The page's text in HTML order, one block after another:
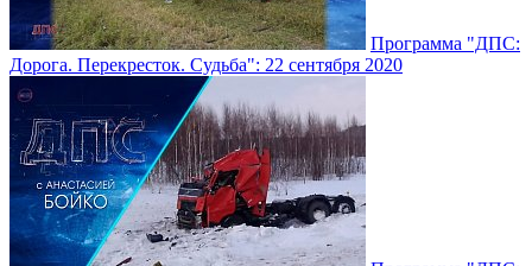
Программа "ДПС:
Дорога. Перекресток. Судьба": 22 сентября 2020